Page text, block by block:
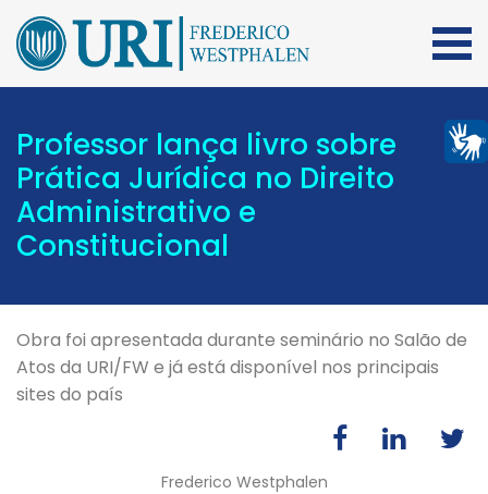
Professor lança livro sobre
Prática Jurídica no Direito
Administrativo e
Constitucional
Obra foi apresentada durante seminário no Salão de
Atos da URI/FW e já está disponível nos principais
sites do país
Frederico Westphalen